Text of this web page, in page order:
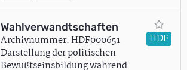
Wahlverwandtschaften
Archivnummer: HDF000651
Darstellung der politischen
Bewußtseinsbildung während
HDF